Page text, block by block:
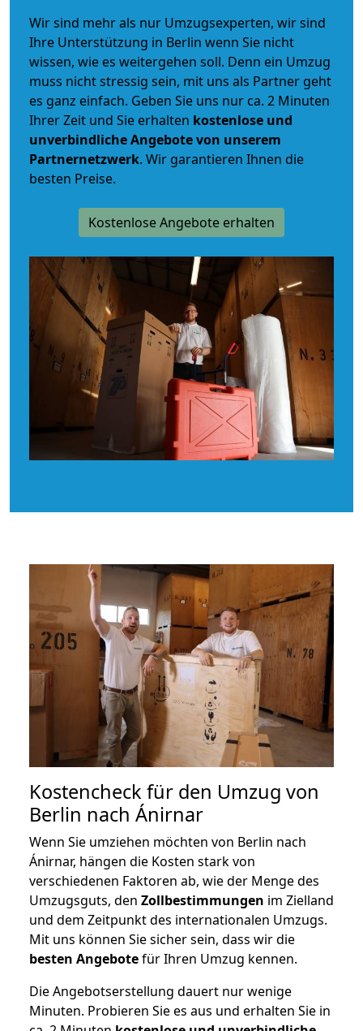
Wir sind mehr als nur Umzugsexperten, wir sind
Ihre Unterstützung in Berlin wenn Sie nicht
wissen, wie es weitergehen soll. Denn ein Umzug
muss nicht stressig sein, mit uns als Partner geht
es ganz einfach. Geben Sie uns nur ca. 2 Minuten
Ihrer Zeit und Sie erhalten kostenlose und
unverbindlicheAngebote von unserem
Partnernetzwerk. Wir garantieren Ihnen die
besten Preise.
Kostenlose Angebote erhalten
Kostencheck für den Umzug von
Berlin nach Ánirnar
Wenn Sie umziehen möchten von Berlin nach
Ánirnar, hängen die Kosten stark von
verschiedenen Faktoren ab, wie der Menge des
Umzugsguts, den Zollbestimmungen im Zielland
und dem Zeitpunkt des internationalen Umzugs.
Mit uns können Sie sicher sein, dass wir die
besten Angebotefür Ihren Umzug kennen.
Die Angebotserstellung dauert nur wenige
Minuten. Probieren Sie es aus und erhalten Sie in